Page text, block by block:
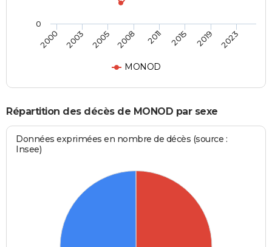
MONOD
2000 2003 2005 2008 2011 2015 2019 2023
0
Répartition des décès de MONOD par sexe
Données exprimées en nombre de décès (source :
Insee)